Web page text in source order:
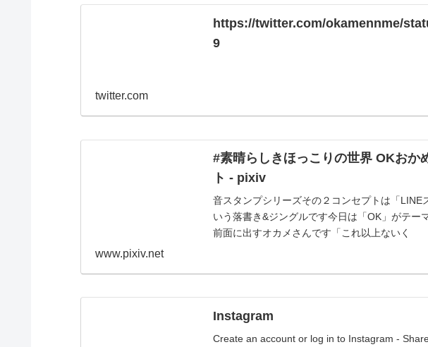
https://twitter.com/okamennme/
9
twitter.com
#素晴らしきほっこりの世界 OKおか
ト - pixiv
音スタンプシリーズその２コンセプトは「LINE
いう落書き&ジングルです今日は「OK」がテー
前面に出すオカメさんです「これ以上ないく
www.pixiv.net
Instagram
Create an account or log in to Instagram -